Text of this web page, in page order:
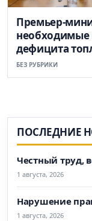
Премьер-
дефицита
БЕЗ РУБРИКИ
ПОСЛЕДНИЕ
Честный труд,
1 августа, 2026
Нарушение
1 августа, 2026